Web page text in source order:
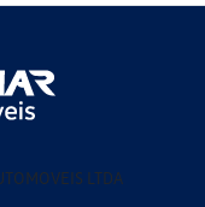
LTDA